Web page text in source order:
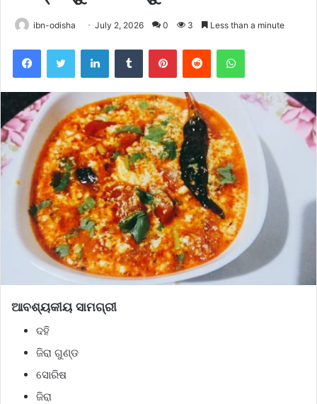
ibn-odisha July 2, 2026 0 3 Less than a minute
FacebookTwitter LinkedInTumblr PinterestReddit WhatsApp
ଆବଶ୍ୟକୀୟ ସାମଗ୍ରୀ
ଦହି
ଜିରା ଗୁଣ୍ଡ
ସୋରିଷ
ଜିରା